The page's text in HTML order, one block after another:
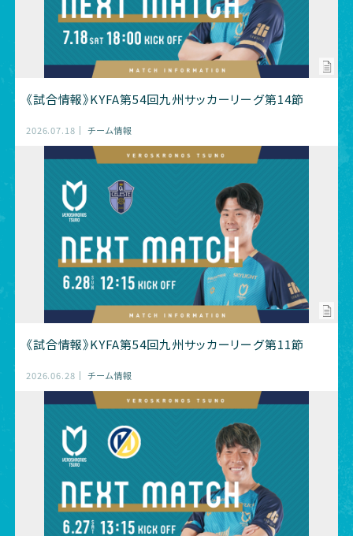
《試合情報》KYFA第54回九州サッカーリーグ第14節
2026.07.18 チーム情報
《試合情報》KYFA第54回九州サッカーリーグ第11節
2026.06.28 チーム情報